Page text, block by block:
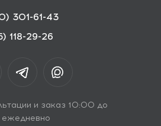
301-61-43
118-29-26
и заказ 10:00 до